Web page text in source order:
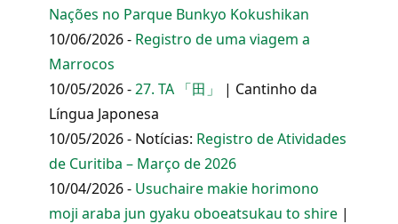
Nações no Parque Bunkyo Kokushikan
10/06/2026 - Registro de uma viagem a
Marrocos
10/05/2026 -27. TA 「田」
| Cantinho da
Língua Japonesa
10/05/2026 - Notícias: Registro de Atividades
de Curitiba – Março de 2026
10/04/2026 - Usuchaire makie horimono
moji araba jun gyaku oboeatsukau to shire |